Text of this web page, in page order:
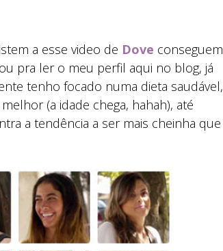
a esse video de Dove conseguem
pra ler o meu perfil aqui no blog, já
tenho focado numa dieta saudável,
(a idade chega, hahah), até
a tendência a ser mais cheinha que